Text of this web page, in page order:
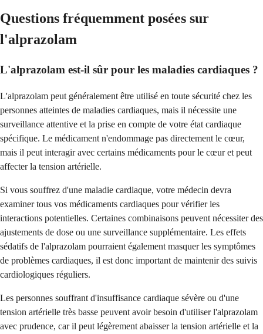
Questions fréquemment posées sur
l'alprazolam
L'alprazolam est-il sûr pour les maladies cardiaques ?
L'alprazolam peut généralement être utilisé en toute sécurité chez les
personnes atteintes de maladies cardiaques, mais il nécessite une
surveillance attentive et la prise en compte de votre état cardiaque
spécifique. Le médicament n'endommage pas directement le cœur,
mais il peut interagir avec certains médicaments pour le cœur et peut
affecter la tension artérielle.
Si vous souffrez d'une maladie cardiaque, votre médecin devra
examiner tous vos médicaments cardiaques pour vérifier les
interactions potentielles. Certaines combinaisons peuvent nécessiter des
ajustements de dose ou une surveillance supplémentaire. Les effets
sédatifs de l'alprazolam pourraient également masquer les symptômes
de problèmes cardiaques, il est donc important de maintenir des suivis
cardiologiques réguliers.
Les personnes souffrant d'insuffisance cardiaque sévère ou d'une
tension artérielle très basse peuvent avoir besoin d'utiliser l'alprazolam
avec prudence, car il peut légèrement abaisser la tension artérielle et la